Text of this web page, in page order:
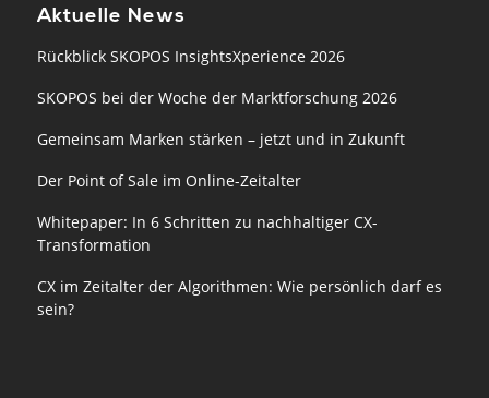
Aktuelle News
Rückblick SKOPOS InsightsXperience 2026
SKOPOS bei der Woche der Marktforschung 2026
Gemeinsam Marken stärken – jetzt und in Zukunft
Der Point of Sale im Online-Zeitalter
Whitepaper: In 6 Schritten zu nachhaltiger CX-
Transformation
CX im Zeitalter der Algorithmen: Wie persönlich darf es
sein?